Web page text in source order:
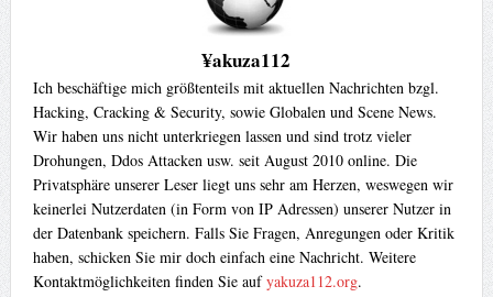
¥akuza112
Ich beschäftige mich größtenteils mit aktuellen Nachrichten bzgl.
Hacking, Cracking & Security, sowie Globalen und Scene News.
Wir haben uns nicht unterkriegen lassen und sind trotz vieler
Drohungen, Ddos Attacken usw. seit August 2010 online. Die
Privatsphäre unserer Leser liegt uns sehr am Herzen, weswegen wir
keinerlei Nutzerdaten (in Form von IP Adressen) unserer Nutzer in
der Datenbank speichern. Falls Sie Fragen, Anregungen oder Kritik
haben, schicken Sie mir doch einfach eine Nachricht. Weitere
Kontaktmöglichkeiten finden Sie aufyakuza112.org.